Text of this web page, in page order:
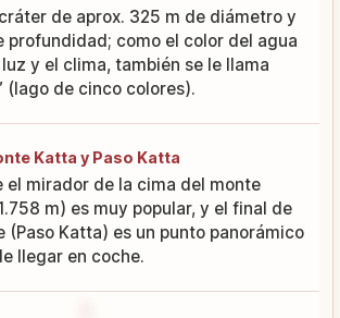
de aprox. 325 m de diámetro y
profundidad; como el color del agua
y el clima, también se le llama
(lago de cinco colores).
Katta y Paso Katta
el mirador de la cima del monte
m) es muy popular, y el final de
(Paso Katta) es un punto panorámico
llegar en coche.